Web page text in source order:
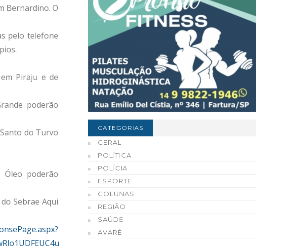
Bernardino. O
pelo telefone
Piraju e de
poderão
do Turvo
Óleo poderão
Sebrae Aqui
CATEGORIAS
GERAL
POLÍTICA
POLÍCIA
ESPORTE
COLUNAS
REGIÃO
SAÚDE
AVARÉ